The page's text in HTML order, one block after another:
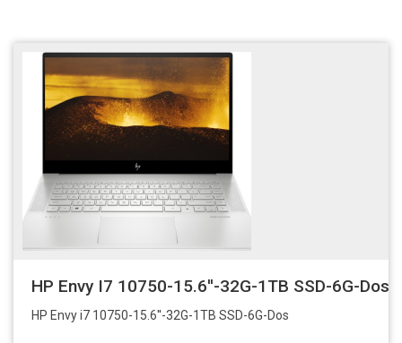
HP Envy I7 10750-15.6''-32G-1TB SSD-6G-Dos
HP Envy i7 10750-15.6''-32G-1TB SSD-6G-Dos